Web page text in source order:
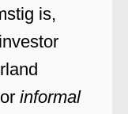
is,
informal